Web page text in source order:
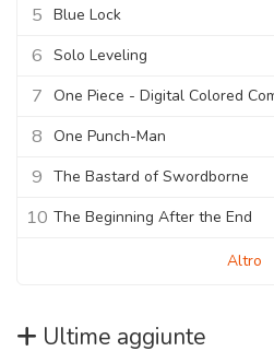
5 Blue Lock
6 Solo Leveling
7 One Piece - Digital Colored
8 One Punch-Man
9 The Bastard of Swordborne
10 The Beginning After the End
Altro
Ultime aggiunte